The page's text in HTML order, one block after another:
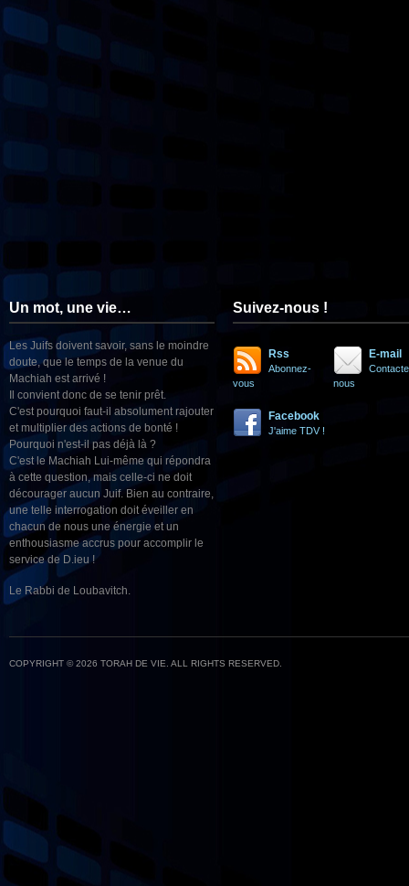
Un mot, une vie…
Les Juifs doivent savoir, sans le moindre
doute, que le temps de la venue du
Machiah est arrivé !
Il convient donc de se tenir prêt.
C'est pourquoi faut-il absolument rajouter
et multiplier des actions de bonté !
Pourquoi n'est-il pas déjà là ?
C'est le Machiah Lui-même qui répondra
à cette question, mais celle-ci ne doit
décourager aucun Juif. Bien au contraire,
une telle interrogation doit éveiller en
chacun de nous une énergie et un
enthousiasme accrus pour accomplir le
service de D.ieu !
Le Rabbi de Loubavitch.
Suivez-nous !
Rss
Abonnez-
vous
E-mail
nous
Facebook
J'aime TDV !
COPYRIGHT © 2026 TORAH DE VIE. ALL RIGHTS RESERVED.